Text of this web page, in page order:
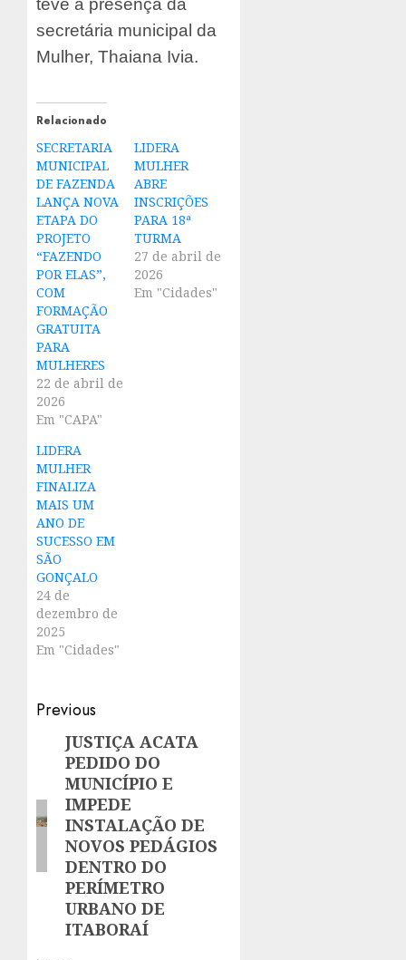
secretária municipal da
Mulher, Thaiana Ivia.
Relacionado
SECRETARIA
MUNICIPAL
DE FAZENDA
LANÇA NOVA
ETAPA DO
PROJETO
“FAZENDO
POR ELAS”,
COM
FORMAÇÃO
GRATUITA
PARA
MULHERES
22 de abril de
2026
Em "CAPA"
LIDERA
MULHER
ABRE
INSCRIÇÕES
PARA 18ª
TURMA
27 de abril de
2026
Em "Cidades"
LIDERA
MULHER
FINALIZA
MAIS UM
ANO DE
SUCESSO EM
SÃO
GONÇALO
24 de
dezembro de
2025
Em "Cidades"
Post
navigation
Previous
Previous
post:
JUSTIÇA ACATA
PEDIDO DO
MUNICÍPIO E
IMPEDE
INSTALAÇÃO DE
NOVOS PEDÁGIOS
DENTRO DO
PERÍMETRO
URBANO DE
ITABORAÍ